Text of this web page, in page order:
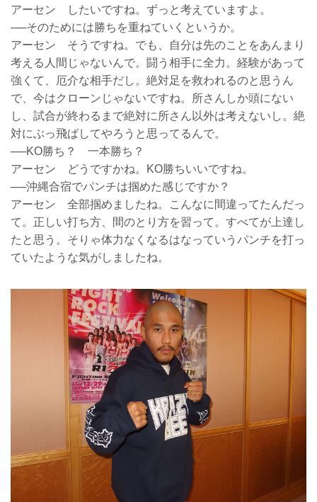
アーセン したいですね。ずっと考えていますよ。
──そのためには勝ちを重ねていくというか。
アーセン そうですね。でも、自分は先のことをあんまり
考える人間じゃないんで。闘う相手に全力。経験があって
強くて、厄介な相手だし。絶対足を救われるのと思うん
で、今はクローンじゃないですね。所さんしか頭にない
し、試合が終わるまで絶対に所さん以外は考えないし。絶
対にぶっ飛ばしてやろうと思ってるんで。
──KO勝ち？ 一本勝ち？
アーセン どうですかね。KO勝ちいいですね。
──沖縄合宿でパンチは掴めた感じですか？
アーセン 全部掴めましたね。こんなに間違ってたんだっ
て。正しい打ち方、間のとり方を習って。すべてが上達し
たと思う。そりゃ体力なくなるはなっていうパンチを打っ
ていたような気がしましたね。